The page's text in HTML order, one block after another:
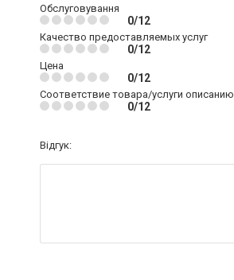
Обслуговування
0/12
Качество предоставляемых услуг
0/12
Цена
0/12
Соответствие товара/услуги описанию
0/12
Відгук: